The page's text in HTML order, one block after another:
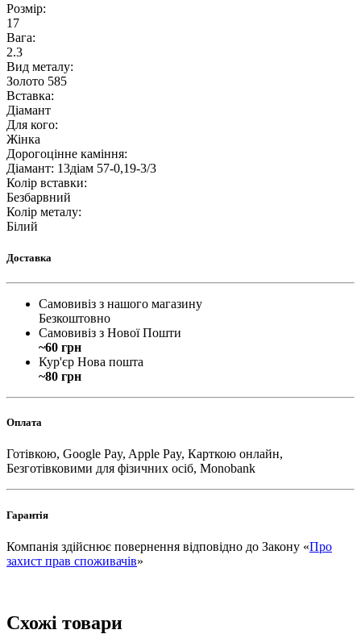
Розмір:
17
Вага:
2.3
Вид металу:
Золото 585
Вставка:
Діамант
Для кого:
Жінка
Дорогоцінне каміння:
Діамант: 13діам 57-0,19-3/3
Колір вставки:
Безбарвний
Колір металу:
Білий
Доставка
Самовивіз з нашого магазину
Безкоштовно
Самовивіз з Нової Пошти
~60 грн
Кур'єр Нова пошта
~80 грн
Оплата
Готівкою, Google Pay, Apple Pay, Карткою онлайн,
Безготівковими для фізичних осіб, Monobank
Гарантія
Компанія здійснює повернення відповідно до Закону «Про
захист прав споживачів»
Схожі товари